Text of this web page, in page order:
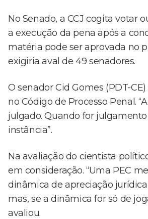
No Senado, a CCJ cogita votar
a execução da pena após a
matéria pode ser aprovada no
exigiria aval de 49 senadores.
O senador Cid Gomes (PDT-
no Código de Processo Penal.
julgado. Quando for
instância”.
Na avaliação do cientista
em consideração. “Uma PEC
dinâmica de apreciação jurídica
mas, se a dinâmica for só de
avaliou.